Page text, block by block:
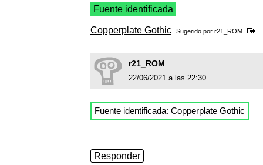
Fuente identificada
Copperplate Gothic Sugerido por r21_ROM
r21_ROM
22/06/2021 a las 22:30
Fuente identificada: Copperplate Gothic
Responder